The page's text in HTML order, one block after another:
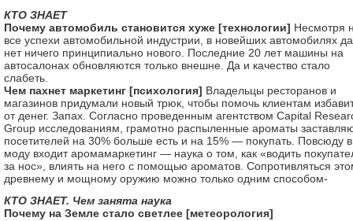
КТО ЗНАЕТ
Почему автомобиль становится хуже [технологии] Несмотря
все успехи автомобильной индустрии, в новейших автомобилях
нет ничего принципиально нового. Последние 20 лет машины на
автосалонах обновляются только внешне. Да и качество стало
слабеть.
Чем пахнет маркетинг [психология] Владельцы ресторанов и
магазинов придумали новый трюк, чтобы помочь клиентам
от денег. Запах. Согласно проведенным агентством Capital
Group исследованиям, грамотно распыленные ароматы
посетителей на 30% больше есть и на 15% — покупать. Повсюду в
моду входит аромамаркетинг — наука о том, как «водить
за нос», влиять на него с помощью ароматов. Сопротивляться
древнему и мощному оружию можно только одним способом-
КТО ЗНАЕТ. Чем занята наука
Почему на Земле стало светлее [метеорология]